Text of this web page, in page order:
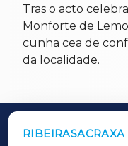
Tras o acto
Monforte de
cunha cea de
da localidade.
RIBEIRASACRAXA
OUTROS